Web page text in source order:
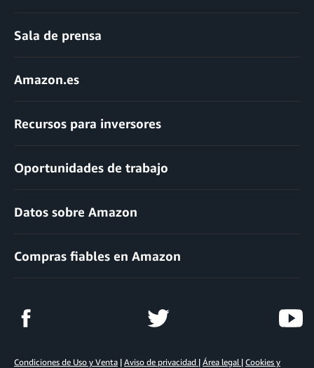
Sala de prensa
Amazon.es
Recursos para inversores
Oportunidades de trabajo
Datos sobre Amazon
Compras fiables en Amazon
Condiciones de Uso y Venta | Aviso de privacidad | Área legal | Cookies y